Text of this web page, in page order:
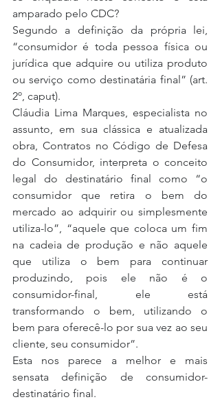
amparado pelo CDC?
Segundo a definição da própria lei,
“consumidor é toda pessoa física ou
jurídica que adquire ou utiliza produto
ou serviço como destinatária final” (art.
2º, caput).
Cláudia Lima Marques, especialista no
assunto, em sua clássica e atualizada
obra, Contratos no Código de Defesa
do Consumidor, interpreta o conceito
legal do destinatário final como “o
consumidor que retira o bem do
mercado ao adquirir ou simplesmente
utiliza-lo”, “aquele que coloca um fim
na cadeia de produção e não aquele
que utiliza o bem para continuar
produzindo, pois ele não é o
consumidor-final, ele está
transformando o bem, utilizando o
bem para oferecê-lo por sua vez ao seu
cliente, seu consumidor”.
Esta nos parece a melhor e mais
sensata definição de consumidor-
destinatário final.